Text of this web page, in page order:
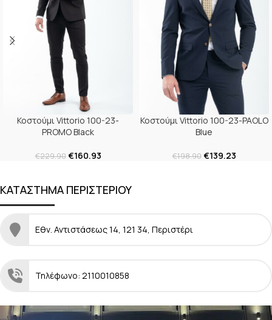
Κοστούμι Vittorio 100-23-
PROMO Black
€229.90 €160.93
Κοστούμι Vittorio 100-23-PAOLO
Blue
€198.90 €139.23
ΚΑΤΑΣΤΗΜΑ ΠΕΡΙΣΤΕΡΙΟΥ
Εθν. Αντιστάσεως 14, 121 34, Περιστέρι
Τηλέφωνο: 2110010858